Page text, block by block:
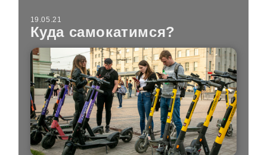
19.05.21
Куда самокатимся?